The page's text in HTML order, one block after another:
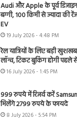
Audi और Apple के पूर्व
बग्गी, 100 किमी से ज्यादा
EV
19 July 2026 - 4:48 PM
रेल यात्रियों के लिए बड़ी
लॉन्च, टिकट बुकिंग होगी
16 July 2026 - 1:45 PM
999 रुपये में रिजर्व करें
मिलेंगे 2799 रुपये के फायदे
8 July 2026 - 5:54 PM